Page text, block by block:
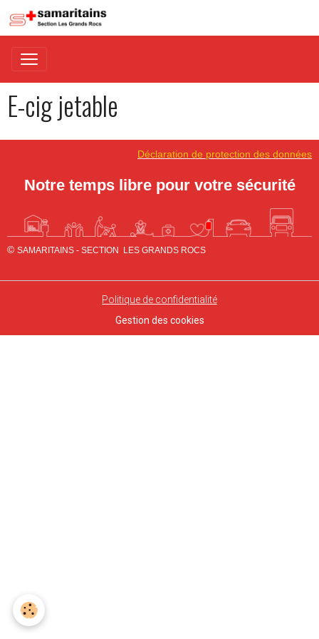
E-cig jetable
Déclaration de protection des données
Notre temps libre pour votre sécurité
© SAMARITAINS - SECTION LES GRANDS ROCS
Politique de confidentialité
Gestion des cookies